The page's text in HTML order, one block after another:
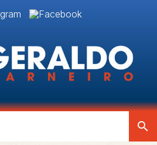
search